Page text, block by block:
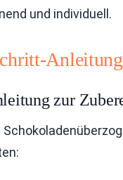
und individuell.
Anleitung
zur